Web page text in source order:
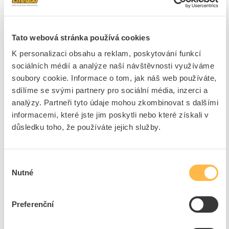
Tato webová stránka používá cookies
K personalizaci obsahu a reklam, poskytování funkcí
sociálních médií a analýze naší návštěvnosti využíváme
soubory cookie. Informace o tom, jak náš web používáte,
sdílíme se svými partnery pro sociální média, inzerci a
analýzy. Partneři tyto údaje mohou zkombinovat s dalšími
informacemi, které jste jim poskytli nebo které získali v
důsledku toho, že používáte jejich služby.
souhlasu
Nutné
Preferenční
EAN
4016705130207
Značka
PROTEC.CLASS
Cena s DPH 1 571,12 Kč/ks
ks do košíku
5 ks
8dní 14 ks
CIMCO Kabelové nůžky Al + Cu do ø 12 mm